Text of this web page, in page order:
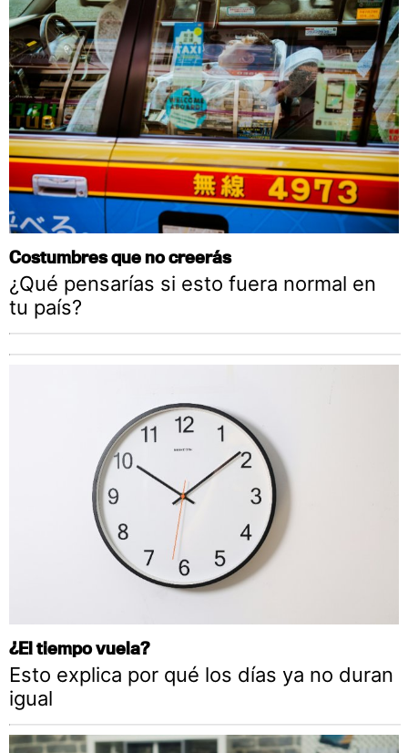
Costumbres que no creerás
¿Qué pensarías si esto fuera normal en
tu país?
¿El tiempo vuela?
Esto explica por qué los días ya no duran
igual